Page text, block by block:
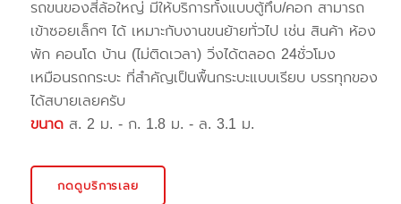
รถขนของสี่ล้อใหญ่ มีให้บริการทั้งแบบตู้ทึบ/คอก สามารถ
เข้าซอยเล็กๆ ได้ เหมาะกับงานขนย้ายทั่วไป เช่น สินค้า ห้อง
พัก คอนโด บ้าน (ไม่ติดเวลา) วิ่งได้ตลอด 24ชั่วโมง
เหมือนรถกระบะ ที่สำคัญเป็นพื้นกระบะแบบเรียบ บรรทุกของ
ได้สบายเลยครับ
ขนาด ส. 2 ม. - ก. 1.8 ม. - ล. 3.1 ม.
กดดูบริการเลย